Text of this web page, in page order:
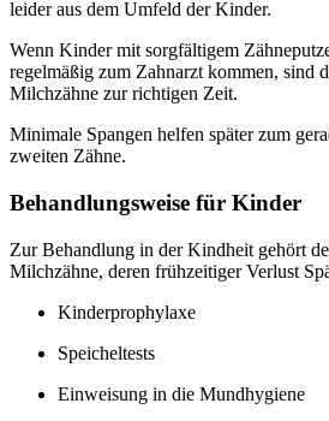
leider aus dem Umfeld der Kinder.
Wenn Kinder mit sorgfältigem
regelmäßig zum Zahnarzt kommen, sind
Milchzähne zur richtigen Zeit.
Minimale Spangen helfen später zum
zweiten Zähne.
Behandlungsweise für Kinder
Zur Behandlung in der Kindheit gehört
Milchzähne, deren frühzeitiger Verlust
Kinderprophylaxe
Speicheltests
Einweisung in die Mundhygiene